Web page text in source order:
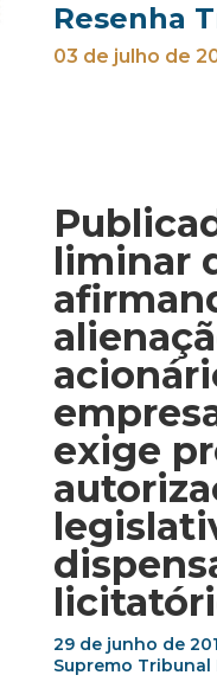
Resenha
03 de julho de
liminar
exige
29 de junho de
Supremo Tribunal